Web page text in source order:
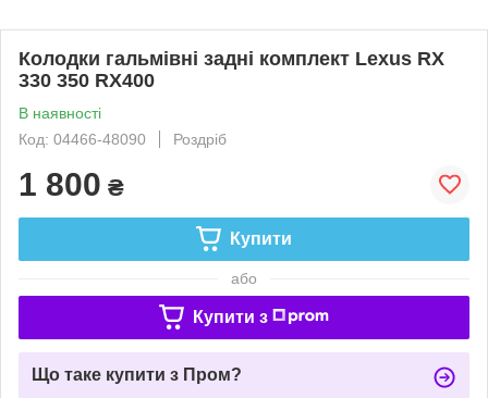
Колодки гальмівні задні комплект Lexus RX
330 350 RX400
В наявності
Код: 04466-48090
Роздріб
1 800 ₴
Купити
або
Купити з
Що таке купити з Пром?